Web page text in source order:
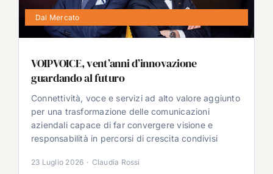
Dal Mercato
VOIPVOICE, vent’anni d’innovazione
guardando al futuro
Connettività, voce e servizi ad alto valore aggiunto
per una trasformazione delle comunicazioni
aziendali capace di far convergere visione e
responsabilità in percorsi di crescita condivisi
23 Luglio 2026 · Claudia Rossi